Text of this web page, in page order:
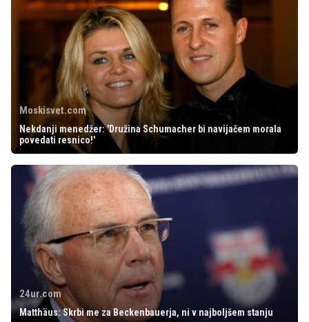
Moskisvet.com
Nekdanji menedžer: 'Družina Schumacher bi navijačem morala
povedati resnico!'
24ur.com
Matthäus: Skrbi me za Beckenbauerja, ni v najboljšem stanju